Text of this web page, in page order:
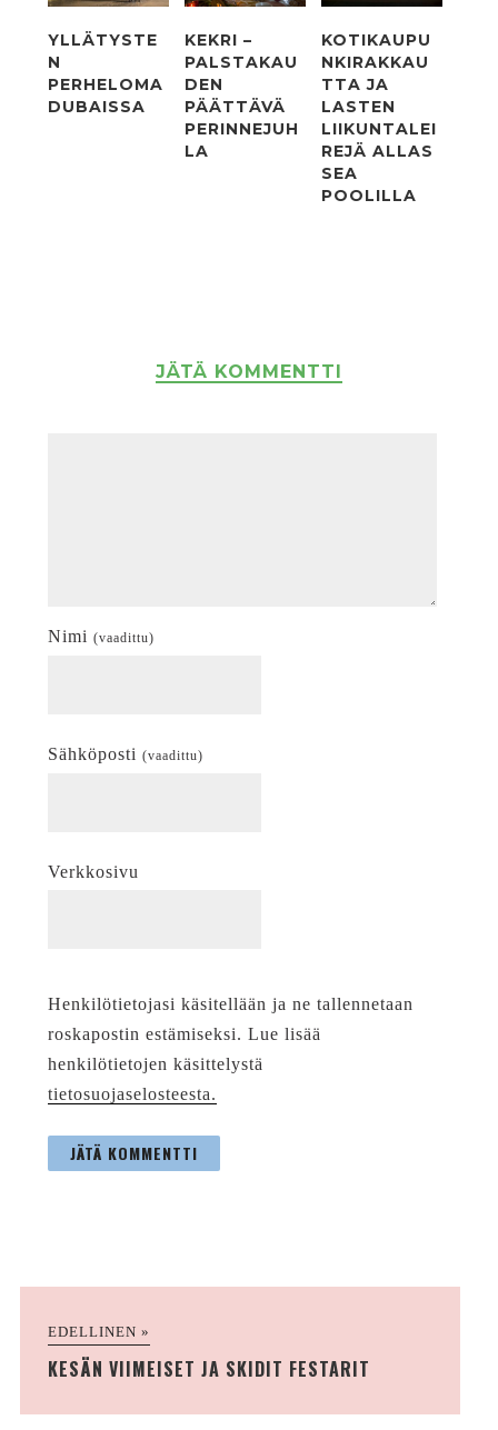
YLLÄTYSTE
N
PERHELOMA
DUBAISSA
KEKRI –
PALSTAKAU
DEN
PÄÄTTÄVÄ
PERINNEJUH
LA
KOTIKAUPU
NKIRAKKAU
TTA JA
LASTEN
LIIKUNTALEI
REJÄ ALLAS
SEA
POOLILLA
JÄTÄ KOMMENTTI
Nimi (vaadittu)
Sähköposti (vaadittu)
Verkkosivu
Henkilötietojasi käsitellään ja ne tallennetaan
roskapostin estämiseksi. Lue lisää
henkilötietojen käsittelystä
tietosuojaselosteesta.
EDELLINEN »
KESÄN VIIMEISET JA SKIDIT FESTARIT